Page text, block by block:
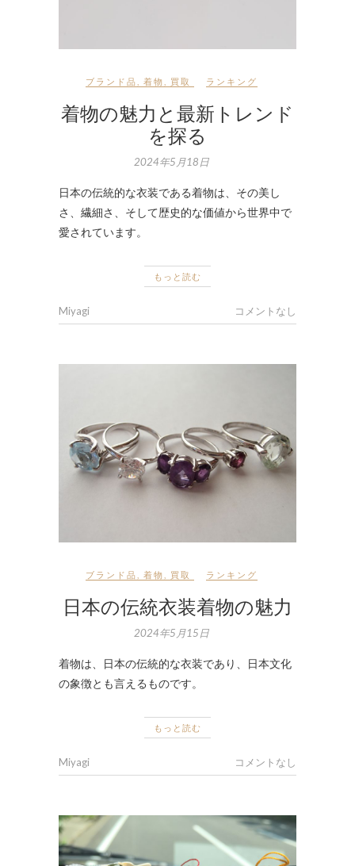
ブランド品 着物 買取 ランキング
着物の魅力と最新トレンド
を探る
2024年5月18日
日本の伝統的な衣装である着物は、その美し
さ、繊細さ、そして歴史的な価値から世界中で
愛されています。
もっと読む
Miyagi コメントなし
ブランド品 着物 買取 ランキング
日本の伝統衣装着物の魅力
2024年5月15日
着物は、日本の伝統的な衣装であり、日本文化
の象徴とも言えるものです。
もっと読む
Miyagi コメントなし